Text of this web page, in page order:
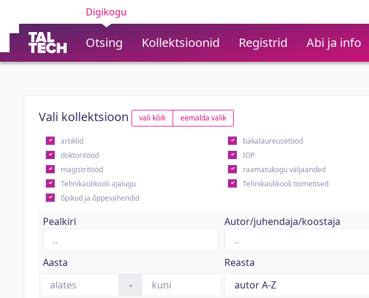
Digikogu
Otsing Kollektsioonid Registrid Abi ja info
Vali kollektsioon vali kõik eemalda valik
artiklid bakalaureusetööd
doktoritööd
IOP
magistritööd
raamatukogu väljaanded
Tehnikaülikooli ajalugu
Tehnikaülikooli toimetised
õpikud ja õppevahendid
Pealkiri Autor/juhendaja/koostaja
Aasta
-
Reasta